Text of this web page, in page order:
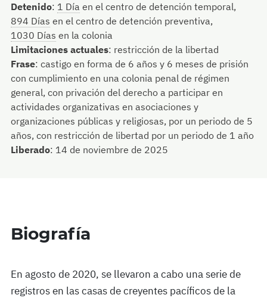
Detenido: 1 Día en el centro de detención temporal,
894 Días en el centro de detención preventiva,
1030 Días en la colonia
Limitaciones actuales: restricción de la libertad
Frase: castigo en forma de 6 años y 6 meses de prisión
con cumplimiento en una colonia penal de régimen
general, con privación del derecho a participar en
actividades organizativas en asociaciones y
organizaciones públicas y religiosas, por un periodo de 5
años, con restricción de libertad por un periodo de 1 año
Liberado: 14 de noviembre de 2025
Biografía
En agosto de 2020, se llevaron a cabo una serie de
registros en las casas de creyentes pacíficos de la